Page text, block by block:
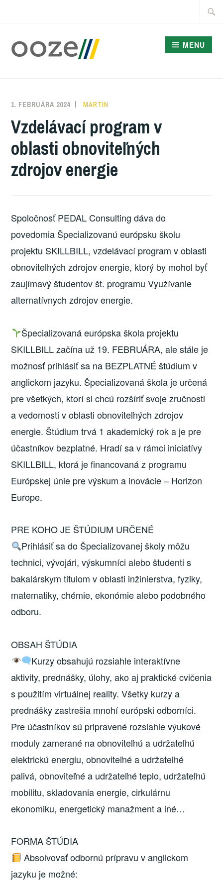
OBNOVITEĽNÝCH
ZDROJOV ENERGIE
MENU
1. FEBRUÁRA 2024 MARTIN
Vzdelávací program v
oblasti obnoviteľných
zdrojov energie
Spoločnosť PEDAL Consulting dáva do
povedomia Špecializovanú európsku školu
projektu SKILLBILL, vzdelávací program v oblasti
obnoviteľných zdrojov energie, ktorý by mohol byť
zaujímavý študentov št. programu Využívanie
alternatívnych zdrojov energie.
Špecializovaná európska škola projektu
SKILLBILL začína už 19. FEBRUÁRA, ale stále je
možnosť prihlásiť sa na BEZPLATNÉ štúdium v
anglickom jazyku. Špecializovaná škola je určená
pre všetkých, ktorí si chcú rozšíriť svoje zručnosti
a vedomosti v oblasti obnoviteľných zdrojov
energie. Štúdium trvá 1 akademický rok a je pre
účastníkov bezplatné. Hradí sa v rámci iniciatívy
SKILLBILL, ktorá je financovaná z programu
Európskej únie pre výskum a inovácie – Horizon
Europe.
PRE KOHO JE ŠTÚDIUM URČENÉ
Prihlásiť sa do Špecializovanej školy môžu
technici, vývojári, výskumníci alebo študenti s
bakalárskym titulom v oblasti inžinierstva, fyziky,
matematiky, chémie, ekonómie alebo podobného
odboru.
OBSAH ŠTÚDIA
Kurzy obsahujú rozsiahle interaktívne
aktivity, prednášky, úlohy, ako aj praktické cvičenia
s použitím virtuálnej reality. Všetky kurzy a
prednášky zastrešia mnohí európski odborníci.
Pre účastníkov sú pripravené rozsiahle výukové
moduly zamerané na obnoviteľnú a udržateľnú
elektrickú energiu, obnoviteľné a udržateľné
palivá, obnoviteľné a udržateľné teplo, udržateľnú
mobilitu, skladovania energie, cirkulárnu
ekonomiku, energetický manažment a iné…
FORMA ŠTÚDIA
Absolvovať odbornú prípravu v anglickom
jazyku je možné: